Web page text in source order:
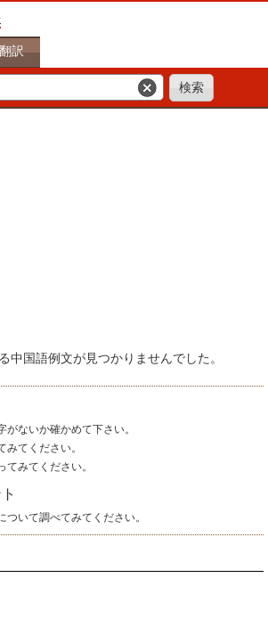
翻訳
中国語例文が見つかりませんでした。
がないか確かめて下さい。
てください。
てみてください。
ついて調べてみてください。